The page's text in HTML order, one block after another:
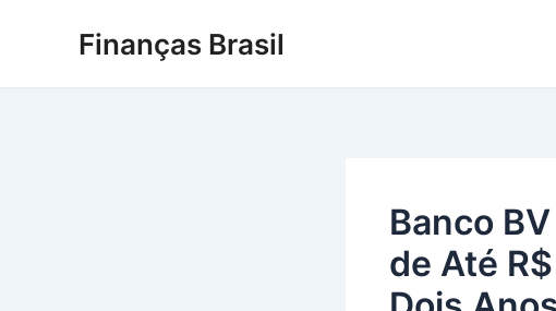
Finanças Brasil
Banco
de Até